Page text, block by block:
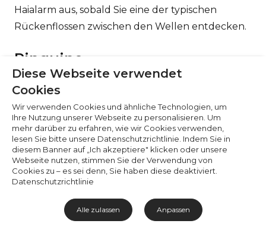
Statistiken (2)
Marketing (32)
Diese Webseite verwendet
Cookies
Wir verwenden Cookies und ähnliche Technologien, um
Ihre Nutzung unserer Webseite zu personalisieren. Um
mehr darüber zu erfahren, wie wir Cookies verwenden,
lesen Sie bitte unsere Datenschutzrichtlinie. Indem Sie in
diesem Banner auf „Ich akzeptiere" klicken oder unsere
Webseite nutzen, stimmen Sie der Verwendung von
Cookies zu – es sei denn, Sie haben diese deaktiviert.
Datenschutzrichtlinie
Alle zulassen Anpassen
Haialarm aus, sobald Sie eine der typischen
Rückenflossen zwischen den Wellen entdecken.
Pinguine